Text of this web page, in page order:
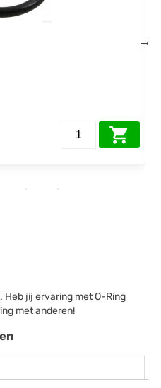
Heb jij ervaring met O-Ring
met anderen!